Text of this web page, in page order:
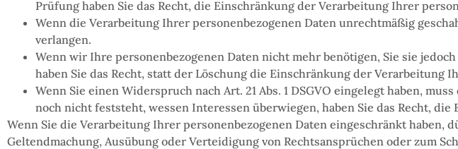
Prüfung haben Sie das Recht, die Einschränkung der Verarbeitung Ihrer
Wenn die Verarbeitung Ihrer personenbezogenen Daten unrechtmäßig
verlangen.
Wenn wir Ihre personenbezogenen Daten nicht mehr benötigen, Sie sie
haben Sie das Recht, statt der Löschung die Einschränkung der Verarbeitung
Wenn Sie einen Widerspruch nach Art. 21 Abs. 1 DSGVO eingelegt haben,
noch nicht feststeht, wessen Interessen überwiegen, haben Sie das Recht,
Wenn Sie die Verarbeitung Ihrer personenbezogenen Daten eingeschränkt
Geltendmachung, Ausübung oder Verteidigung von Rechtsansprüchen oder zum